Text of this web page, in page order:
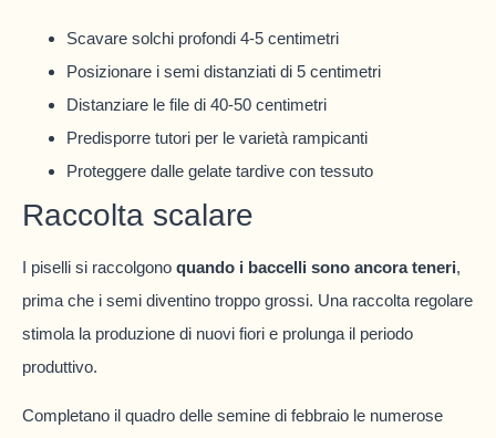
Scavare solchi profondi 4-5 centimetri
Posizionare i semi distanziati di 5 centimetri
Distanziare le file di 40-50 centimetri
Predisporre tutori per le varietà rampicanti
Proteggere dalle gelate tardive con tessuto
Raccolta scalare
I piselli si raccolgono quando i baccelli sono ancora teneri,
prima che i semi diventino troppo grossi. Una raccolta regolare
stimola la produzione di nuovi fiori e prolunga il periodo
produttivo.
Completano il quadro delle semine di febbraio le numerose